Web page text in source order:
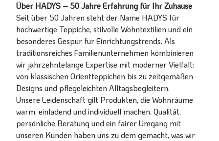
Über HADYS – 50 Jahre Erfahrung für Ihr Zuhause
Seit über 50 Jahren steht der Name HADYS für
hochwertige Teppiche, stilvolle Wohntextilien und ein
besonderes Gespür für Einrichtungstrends. Als
traditionsreiches Familienunternehmen kombinieren
wir jahrzehntelange Expertise mit moderner Vielfalt:
von klassischen Orientteppichen bis zu zeitgemäßen
Designs und pflegeleichten Alltagsbegleitern.
Unsere Leidenschaft gilt Produkten, die Wohnräume
warm, einladend und individuell machen. Qualität,
persönliche Beratung und ein fairer Umgang mit
unseren Kunden haben uns zu dem gemacht, was wir